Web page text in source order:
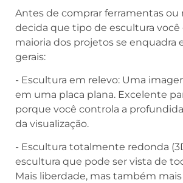
Antes de comprar ferramentas ou
decida que tipo de escultura você
maioria dos projetos se enquadra
gerais:
- Escultura em relevo: Uma
em uma placa plana. Excelente
porque você controla a
da visualização.
- Escultura totalmente redonda
escultura que pode ser vista de
Mais liberdade, mas também